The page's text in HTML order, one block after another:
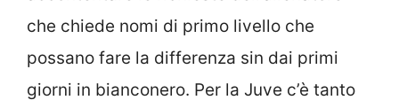
che chiede nomi di primo livello che
possano fare la differenza sin dai primi
giorni in bianconero. Per la Juve c’è tanto